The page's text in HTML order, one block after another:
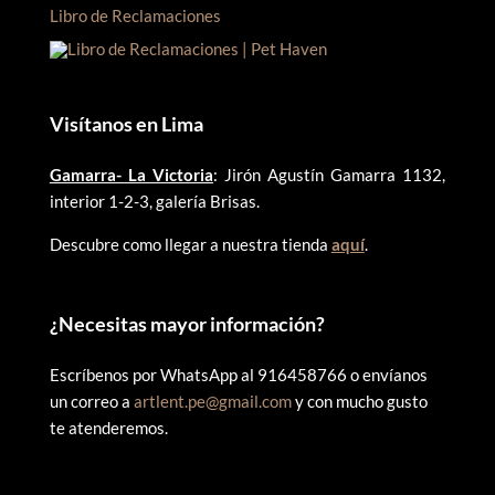
Libro de Reclamaciones
Visítanos en Lima
Gamarra- La Victoria: Jirón Agustín Gamarra 1132,
interior 1-2-3, galería Brisas.
Descubre como llegar a nuestra tienda aquí.
¿Necesitas mayor información?
Escríbenos por WhatsApp al 916458766 o envíanos
un correo a artlent.pe@gmail.comy con mucho gusto
te atenderemos.